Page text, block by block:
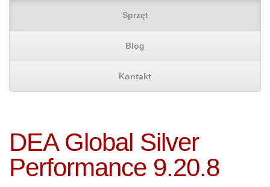
Sprzęt
Blog
Kontakt
DEA Global Silver
Performance 9.20.8